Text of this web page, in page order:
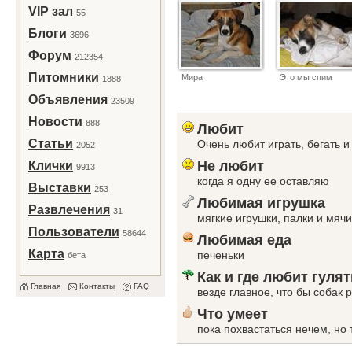
VIP зал 55
Блоги 3696
Форум 212354
Питомники 1888
Объявления 23509
Новости 888
Статьи 2052
Клички 9913
Выставки 253
Развлечения 31
Пользователи 58644
Карта бета
Главная Контакты FAQ
Мира Это мы спим
Любит
Очень любит играть, бегать
Не любит
когда я одну ее оставляю
Любимая игрушка
мягкие игрушки, палки и
Любимая еда
печеньки
Как и где любит
везде главное, что бы собак
Что умеет
пока похвастаться нечем, но